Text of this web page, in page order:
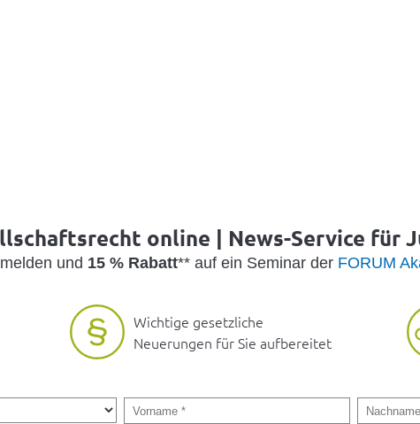
online | News-Service für
und 15 % Rabatt** auf ein Seminar der FORUM
Wichtige gesetzliche
Neuerungen für Sie aufbereitet